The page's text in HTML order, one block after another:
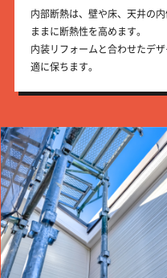
内部断熱は、壁や床、天井の
ままに断熱性を高めます。
内装リフォームと合わせたデ
適に保ちます。